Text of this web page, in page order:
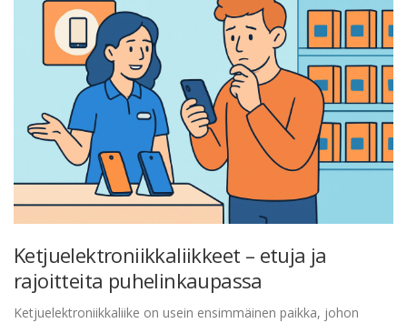
Ketjuelektroniikkaliikkeet – etuja ja
rajoitteita puhelinkaupassa
Ketjuelektroniikkaliike on usein ensimmäinen paikka, johon